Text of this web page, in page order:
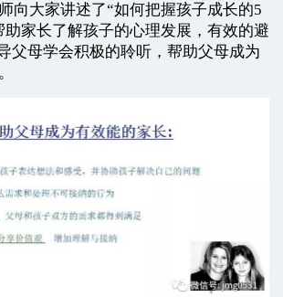
向大家讲述了“如何把握孩子成长的5
助家长了解孩子的心理发展，有效的避
父母学会积极的聆听，帮助父母成为